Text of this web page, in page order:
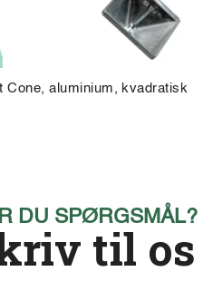
Cone, aluminium, kvadratisk
DU SPØRGSMÅL?
til os